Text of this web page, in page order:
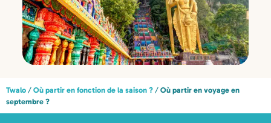
Twalo / Où partir en fonction de la saison ? / Où partir en voyage en
septembre ?